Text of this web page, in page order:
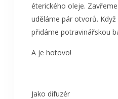
éterického oleje.
uděláme pár otvorů.
přidáme potravinářskou
A je hotovo!
Jako difuzér